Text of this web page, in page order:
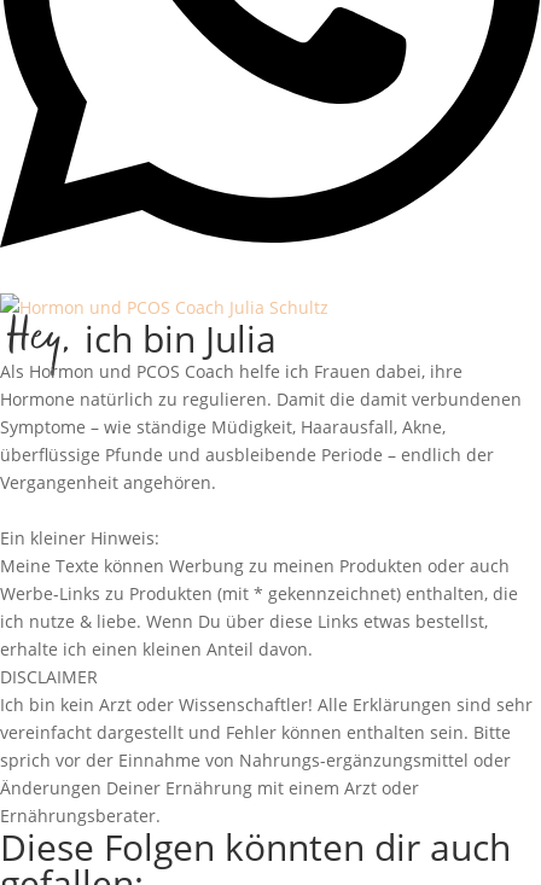
Hey, ich bin Julia
Als Hormon und PCOS Coach helfe ich Frauen dabei, ihre
Hormone natürlich zu regulieren. Damit die damit verbundenen
Symptome – wie ständige Müdigkeit, Haarausfall, Akne,
überflüssige Pfunde und ausbleibende Periode – endlich der
Vergangenheit angehören.
Ein kleiner Hinweis:
Meine Texte können Werbung zu meinen Produkten oder auch
Werbe-Links zu Produkten (mit * gekennzeichnet) enthalten, die
ich nutze & liebe. Wenn Du über diese Links etwas bestellst,
erhalte ich einen kleinen Anteil davon.
DISCLAIMER
Ich bin kein Arzt oder Wissenschaftler! Alle Erklärungen sind sehr
vereinfacht dargestellt und Fehler können enthalten sein. Bitte
sprich vor der Einnahme von Nahrungs-ergänzungsmittel oder
Änderungen Deiner Ernährung mit einem Arzt oder
Ernährungsberater.
Diese Folgen könnten dir auch